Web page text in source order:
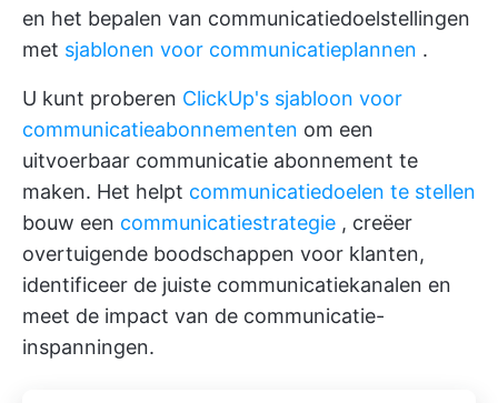
en het bepalen van communicatiedoelstellingen
met sjablonen voor communicatieplannen .
U kunt proberen ClickUp's sjabloon voor
communicatieabonnementen om een
uitvoerbaar communicatie abonnement te
maken. Het helpt communicatiedoelen te stellen
bouw een communicatiestrategie , creëer
overtuigende boodschappen voor klanten,
identificeer de juiste communicatiekanalen en
meet de impact van de communicatie-
inspanningen.